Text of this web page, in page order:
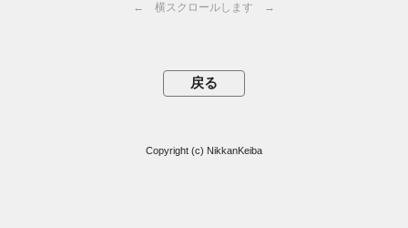
← 横スクロールします →
Copyright (c) NikkanKeiba